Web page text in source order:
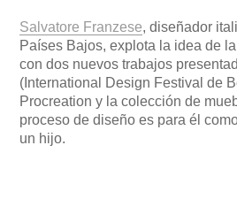
Salvatore Franzese, diseñador
Países Bajos, explota la idea de
con dos nuevos trabajos
(International Design Festival de
Procreation y la colección de
proceso de diseño es para él
un hijo.